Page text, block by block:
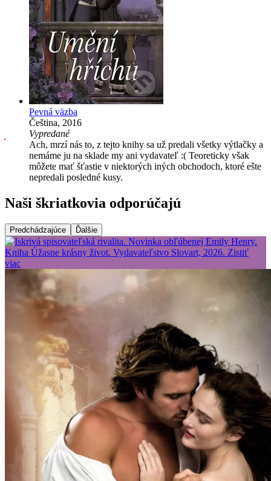
Pevná väzba
Čeština, 2016
Vypredané
Ach, mrzí nás to, z tejto knihy sa už predali všetky výtlačky a
nemáme ju na sklade my ani vydavateľ :( Teoreticky však
môžete mať šťastie v niektorých iných obchodoch, ktoré ešte
nepredali posledné kusy.
Naši škriatkovia odporúčajú
Predchádzajúce Ďalšie